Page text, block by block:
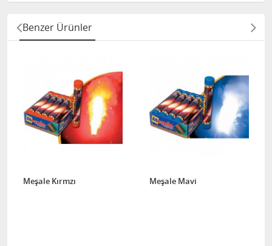
Benzer Ürünler
Meşale Kırmzı Meşale Mavi